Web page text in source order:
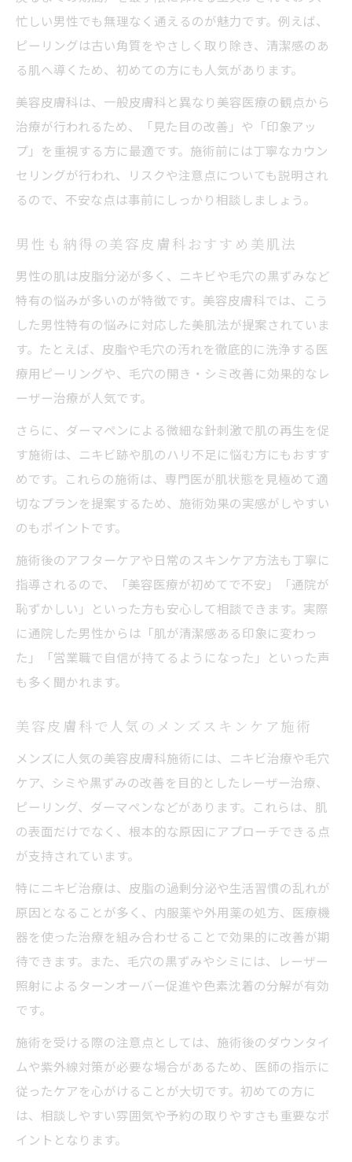
忙しい男性でも無理なく通えるのが魅力です。例えば、
ピーリングは古い角質をやさしく取り除き、清潔感のあ
る肌へ導くため、初めての方にも人気があります。
美容皮膚科は、一般皮膚科と異なり美容医療の観点から
治療が行われるため、「見た目の改善」や「印象アッ
プ」を重視する方に最適です。施術前には丁寧なカウン
セリングが行われ、リスクや注意点についても説明され
るので、不安な点は事前にしっかり相談しましょう。
男性も納得の美容皮膚科おすすめ美肌法
男性の肌は皮脂分泌が多く、ニキビや毛穴の黒ずみなど
特有の悩みが多いのが特徴です。美容皮膚科では、こう
した男性特有の悩みに対応した美肌法が提案されていま
す。たとえば、皮脂や毛穴の汚れを徹底的に洗浄する医
療用ピーリングや、毛穴の開き・シミ改善に効果的なレ
ーザー治療が人気です。
さらに、ダーマペンによる微細な針刺激で肌の再生を促
す施術は、ニキビ跡や肌のハリ不足に悩む方にもおすす
めです。これらの施術は、専門医が肌状態を見極めて適
切なプランを提案するため、施術効果の実感がしやすい
のもポイントです。
施術後のアフターケアや日常のスキンケア方法も丁寧に
指導されるので、「美容医療が初めてで不安」「通院が
恥ずかしい」といった方も安心して相談できます。実際
に通院した男性からは「肌が清潔感ある印象に変わっ
た」「営業職で自信が持てるようになった」といった声
も多く聞かれます。
美容皮膚科で人気のメンズスキンケア施術
メンズに人気の美容皮膚科施術には、ニキビ治療や毛穴
ケア、シミや黒ずみの改善を目的としたレーザー治療、
ピーリング、ダーマペンなどがあります。これらは、肌
の表面だけでなく、根本的な原因にアプローチできる点
が支持されています。
特にニキビ治療は、皮脂の過剰分泌や生活習慣の乱れが
原因となることが多く、内服薬や外用薬の処方、医療機
器を使った治療を組み合わせることで効果的に改善が期
待できます。また、毛穴の黒ずみやシミには、レーザー
照射によるターンオーバー促進や色素沈着の分解が有効
です。
施術を受ける際の注意点としては、施術後のダウンタイ
ムや紫外線対策が必要な場合があるため、医師の指示に
従ったケアを心がけることが大切です。初めての方に
は、相談しやすい雰囲気や予約の取りやすさも重要なポ
イントとなります。